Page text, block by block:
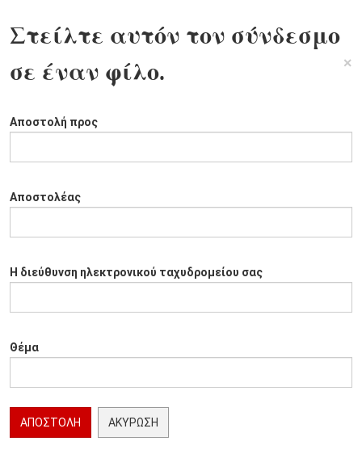
Στείλτε αυτόν τον σύνδεσμο
σε έναν φίλο.
×
Αποστολή προς
Αποστολέας
Η διεύθυνση ηλεκτρονικού ταχυδρομείου σας
Θέμα
ΑΠΟΣΤΟΛΉ ΑΚΎΡΩΣΗ